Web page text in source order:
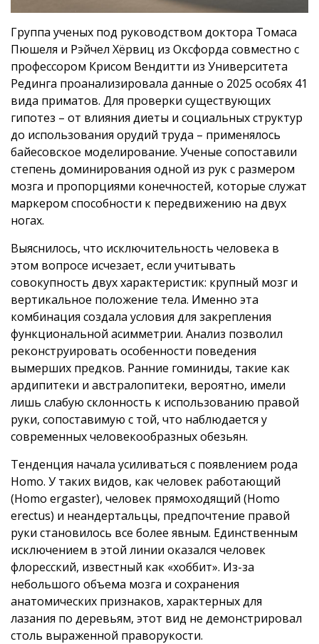
Группа ученых под руководством доктора Томаса
Пюшеля и Рэйчел Хёрвиц из Оксфорда совместно с
профессором Крисом Вендитти из Университета
Рединга проанализировала данные о 2025 особях 41
вида приматов. Для проверки существующих
гипотез – от влияния диеты и социальных структур
до использования орудий труда – применялось
байесовское моделирование. Ученые сопоставили
степень доминирования одной из рук с размером
мозга и пропорциями конечностей, которые служат
маркером способности к передвижению на двух
ногах.
Выяснилось, что исключительность человека в
этом вопросе исчезает, если учитывать
совокупность двух характеристик: крупный мозг и
вертикальное положение тела. Именно эта
комбинация создала условия для закрепления
функциональной асимметрии. Анализ позволил
реконструировать особенности поведения
вымерших предков. Ранние гоминиды, такие как
ардипитеки и австралопитеки, вероятно, имели
лишь слабую склонность к использованию правой
руки, сопоставимую с той, что наблюдается у
современных человекообразных обезьян.
Тенденция начала усиливаться с появлением рода
Homo. У таких видов, как человек работающий
(Homo ergaster), человек прямоходящий (Homo
erectus) и неандертальцы, предпочтение правой
руки становилось все более явным. Единственным
исключением в этой линии оказался человек
флоресский, известный как «хоббит». Из-за
небольшого объема мозга и сохранения
анатомических признаков, характерных для
лазания по деревьям, этот вид не демонстрировал
столь выраженной праворукости.